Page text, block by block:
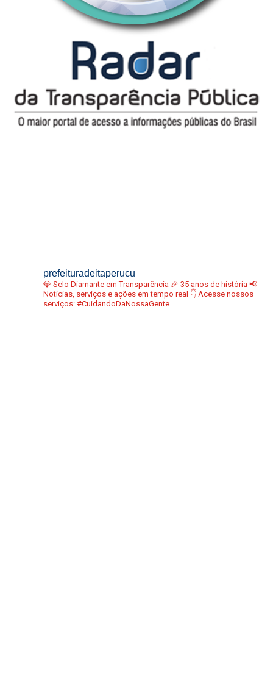
prefeituradeitaperucu
💎 Selo Diamante em Transparência 🎉 35 anos de história 📢
Notícias, serviços e ações em tempo real 👇 Acesse nossos
serviços: #CuidandoDaNossaGente